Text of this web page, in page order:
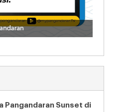
Pangandaran Sunset di